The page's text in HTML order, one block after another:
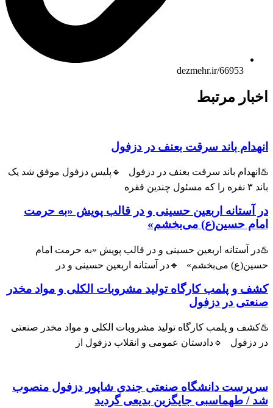
dezmehr.ir/66953
مرتبط
باند سرقت بعنف در دزفول
باند سرقت بعنف در دزفول 🔹پلیس دزفول موفق شد یک
فقره
آستانه اربعین حسینی و در قالب پویش «به حرمت
حسین(ع) می‌بخشم»
آستانه اربعین حسینی و در قالب پویش «به حرمت امام
می‌بخشم» 🔹در آستانه اربعین حسینی و در
و پلمب کارگاه تولید مشروبات الکلی و مواد مخدر
در دزفول
و پلمب کارگاه تولید مشروبات الکلی و مواد مخدر صنعتی
دزفول 🔹دادستان عمومی و انقلاب دزفول از
دانشگاه صنعتی جندی شاپور دزفول منصوب
/ طهماسبی جایگزین بدیعی گردید